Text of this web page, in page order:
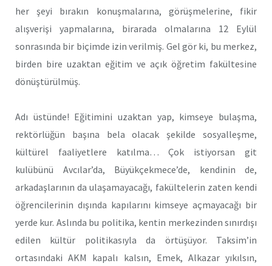
her şeyi bırakın konuşmalarına, görüşmelerine, fikir
alışverişi yapmalarına, birarada olmalarına 12 Eylül
sonrasında bir biçimde izin verilmiş. Gel gör ki, bu merkez,
birden bire uzaktan eğitim ve açık öğretim fakültesine
dönüştürülmüş.
Adı üstünde! Eğitimini uzaktan yap, kimseye bulaşma,
rektörlüğün başına bela olacak şekilde sosyalleşme,
kültürel faaliyetlere katılma… Çok istiyorsan git
kulübünü Avcılar’da, Büyükçekmece’de, kendinin de,
arkadaşlarının da ulaşamayacağı, fakültelerin zaten kendi
öğrencilerinin dışında kapılarını kimseye açmayacağı bir
yerde kur. Aslında bu politika, kentin merkezinden sınırdışı
edilen kültür politikasıyla da örtüşüyor. Taksim’in
ortasındaki AKM kapalı kalsın, Emek, Alkazar yıkılsın,